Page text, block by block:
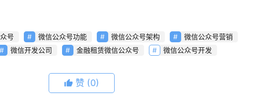
号 微信公众号功能 微信公众号架构
微信公众号营销
微信开发公司 金融租赁微信公众号 微信公众号开发
赞 (0)